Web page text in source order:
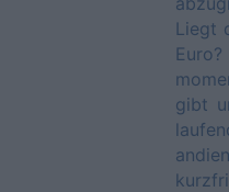
Liegt
gibt